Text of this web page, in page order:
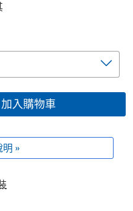
加入購物車
»